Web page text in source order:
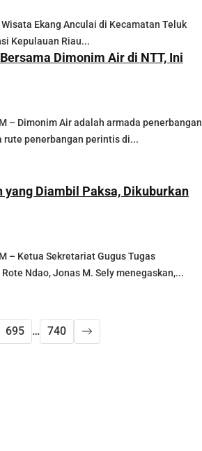
Wisata Ekang Anculai di Kecamatan Teluk
Kepulauan Riau...
Dimonim Air di NTT, Ini
– Dimonim Air adalah armada penerbangan
rute penerbangan perintis di...
yang Diambil Paksa, Dikuburkan
– Ketua Sekretariat Gugus Tugas
Ndao, Jonas M. Sely menegaskan,...
695 … 740